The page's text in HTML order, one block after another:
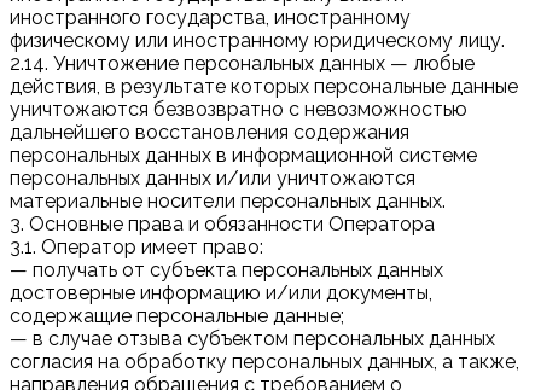
иностранного государства, иностранному
физическому или иностранному юридическому лицу.
2.14. Уничтожение персональных данных — любые
действия, в результате которых персональные данные
уничтожаются безвозвратно с невозможностью
дальнейшего восстановления содержания
персональных данных в информационной системе
персональных данных и/или уничтожаются
материальные носители персональных данных.
3. Основные права и обязанности Оператора
3.1. Оператор имеет право:
— получать от субъекта персональных данных
достоверные информацию и/или документы,
содержащие персональные данные;
— в случае отзыва субъектом персональных данных
согласия на обработку персональных данных, а также,
направления обращения с требованием о